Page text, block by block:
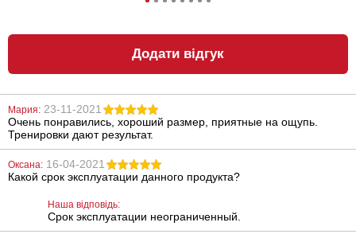
Анальний
лубрикант
Lubrix Anal gel,
314 грн
Анальний
267
Додати відгук
Мария: 23-11-2021
Очень понравились, хороший размер, приятные на ощупь.
Тренировки дают результат.
Оксана: 16-04-2021
Какой срок эксплуатации данного продукта?
Наша відповідь:
Срок эксплуатации неограниченный.